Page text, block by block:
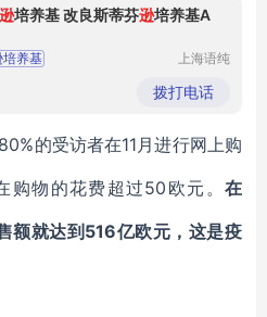
逊培养基 改良斯蒂芬逊培养基A
培养基
上海语纯
有限公司
拨打电话
的受访者在11月进行网上购
购物的花费超过50欧元。 在
额就达到516亿欧元，这是疫